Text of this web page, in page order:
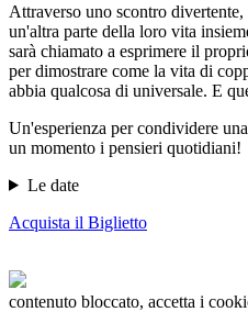
Attraverso uno scontro
un'altra parte della loro vita
sarà chiamato a esprimere il
per dimostrare come la vita di
abbia qualcosa di universale. E
Un'esperienza per condividere
un momento i pensieri quotidiani!
Le date
Acquista il Biglietto
contenuto bloccato, accetta i